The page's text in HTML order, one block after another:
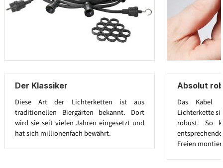
Der Klassiker
Diese Art der Lichterketten ist aus
traditionellen Biergärten bekannt. Dort
wird sie seit vielen Jahren eingesetzt und
hat sich millionenfach bewährt.
Absolut
Das Kabel
Lichterkette
robust. So
Freien